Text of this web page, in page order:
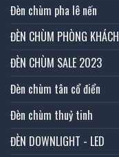
Đèn chùm pha lê nến
ĐÈN CHÙM PHÒNG KHÁCH
ĐÈN CHÙM SALE 2023
Đèn chùm tân cổ điển
Đèn chùm thuỷ tinh
ĐÈN DOWNLIGHT - LED